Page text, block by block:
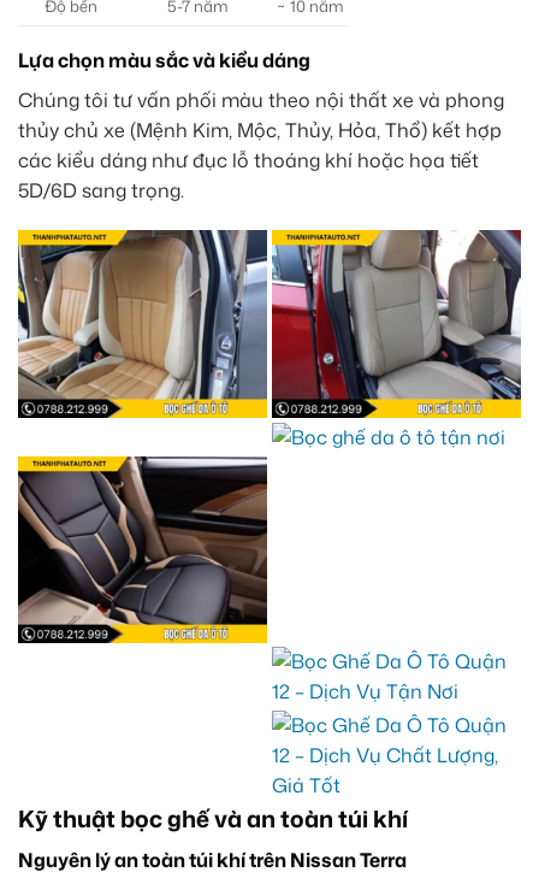
Độ bền
5-7 năm ~ 10 năm
Lựa chọn màu sắc và kiểu dáng
Chúng tôi tư vấn phối màu theo nội thất xe và phong
thủy chủ xe (Mệnh Kim, Mộc, Thủy, Hỏa, Thổ) kết hợp
các kiểu dáng như đục lỗ thoáng khí hoặc họa tiết
5D/6D sang trọng.
Kỹ thuật bọc ghế và an toàn túi khí
Nguyên lý an toàn túi khí trên Nissan Terra